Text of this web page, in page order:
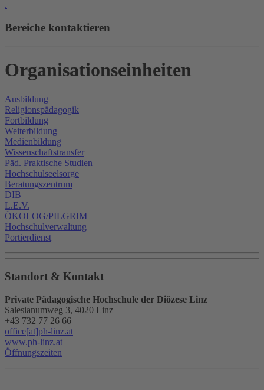
.
Bereiche kontaktieren
Organisationseinheiten
Ausbildung
Religionspädagogik
Fortbildung
Weiterbildung
Medienbildung
Wissenschaftstransfer
Päd. Praktische Studien
Hochschulseelsorge
Beratungszentrum
DIB
L.E.V.
ÖKOLOG/PILGRIM
Hochschulverwaltung
Portierdienst
Standort & Kontakt
Private Pädagogische Hochschule der Diözese Linz
Salesianumweg 3, 4020 Linz
+43 732 77 26 66
office[at]ph-linz.at
www.ph-linz.at
Öffnungszeiten